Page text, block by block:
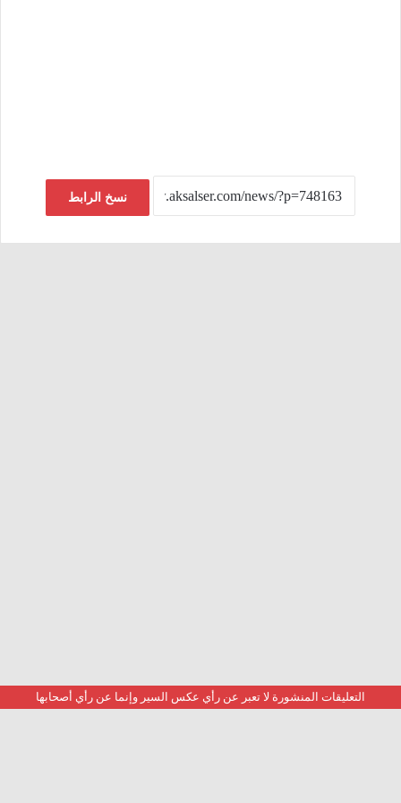
نسخ الرابط
التعليقات المنشورة لا تعبر عن رأي عكس السير وإنما عن رأي أصحابها